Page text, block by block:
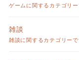
ゲームに関するカテゴリ
雑談
雑談に関するカテゴリー